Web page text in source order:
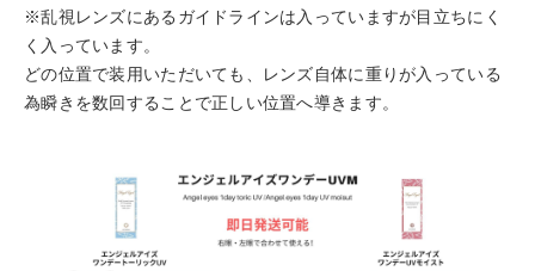
※乱視レンズにあるガイドラインは入っていますが目立ちにく
く入っています。
どの位置で装用いただいても、レンズ自体に重りが入っている
為瞬きを数回することで正しい位置へ導きます。